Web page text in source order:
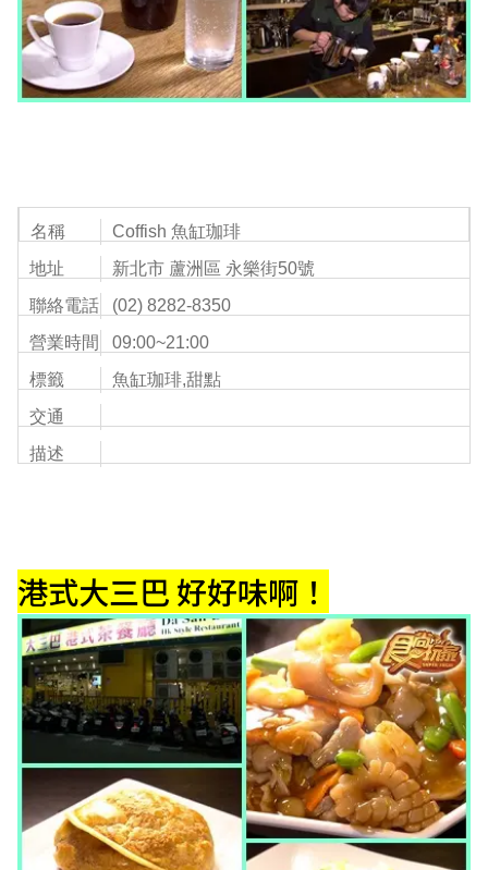
名稱
Coffish 魚缸珈琲
地址
新北市 蘆洲區 永樂街50號
聯絡電話
(02) 8282-8350
營業時間
09:00~21:00
標籤
魚缸珈琲,甜點
交通
描述
港式大三巴 好好味啊！